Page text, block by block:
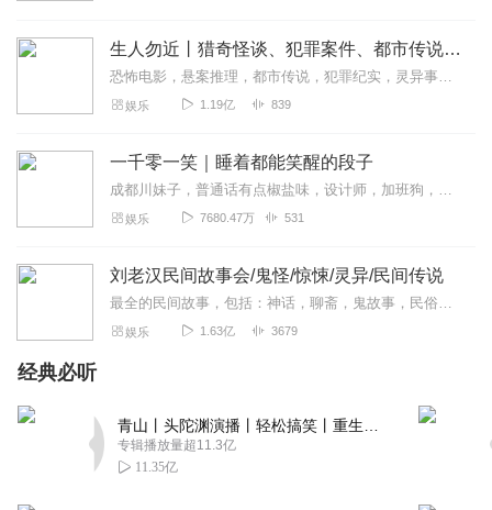
黑壳虾
以前看过文字版，好看这个没听过
豆豆得了
太棒了！太好听了👍。
道哥家的小白猫
为什么不续播了 ？
财神我来了
2022-10-11
生人勿近丨猎奇怪谈、犯罪案件、都市传说、未解之谜
恐怖电影，悬案推理，都市传说，犯罪纪实，灵异事件，自然灾难，未解之谜。＞＞点击加入西米团，从一桩桩奇闻异录中，窥探人性的善恶。这里没有刻意的语气渲染，也没有凭空...
娱乐 1.19亿 839
一千零一笑｜睡着都能笑醒的段子
成都川妹子，普通话有点椒盐味，设计师，加班狗，每周一单更，欢迎订阅。【主播有声书系列一键直达】适合小学到高中青少年听的趣味故事有声书：孩子最爱的启智笑话书越听...
娱乐 7680.47万 531
刘老汉民间故事会/鬼怪/惊悚/灵异/民间传说
最全的民间故事，包括：神话，聊斋，鬼故事，民俗，传说故事，听友投稿等一个搜集的民间故事好听的声音，流传的故事发人深省，警示世人，故事虽短，意义深长。本专辑包括民...
娱乐 1.63亿 3679
经典必听
专辑播放量超11.3亿
11.35亿